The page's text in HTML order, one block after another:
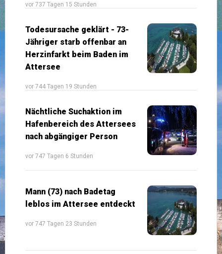
vor 737 Tagen 15 Stunden
Todesursache geklärt - 73-
Jähriger starb offenbar an
Herzinfarkt beim Baden im
Attersee
vor 744 Tagen 19 Stunden
Nächtliche Suchaktion im
Hafenbereich des Attersees
nach abgängiger Person
vor 747 Tagen 6 Stunden
Mann (73) nach Badetag
leblos im Attersee entdeckt
vor 747 Tagen 23 Stunden